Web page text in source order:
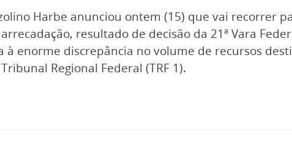
Harbe anunciou ontem (15) que vai recorrer
resultado de decisão da 21ª Vara
à enorme discrepância no volume de recursos
Regional Federal (TRF 1).